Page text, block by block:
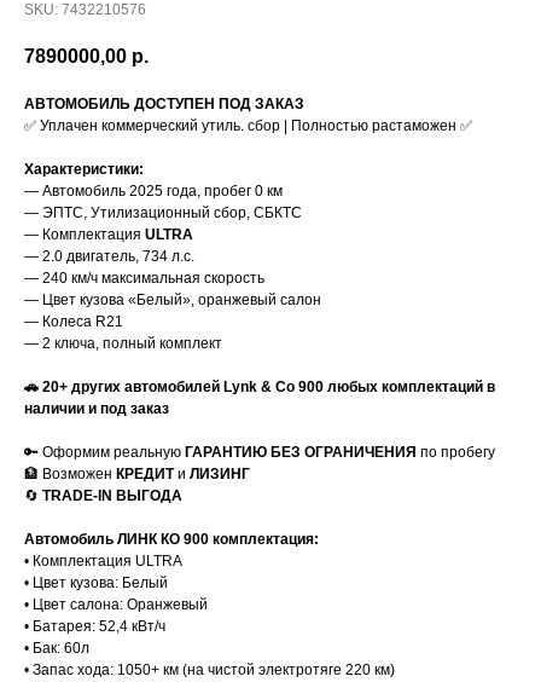
SKU: 7432210576
7890000,00 р.
АВТОМОБИЛЬ ДОСТУПЕН ПОД ЗАКАЗ
✅ Уплачен коммерческий утиль. сбор | Полностью растаможен ✅
Характеристики:
— Автомобиль 2025 года, пробег 0 км
— ЭПТС, Утилизационный сбор, СБКТС
— Комплектация ULTRA
— 2.0 двигатель, 734 л.с.
— 240 км/ч максимальная скорость
— Цвет кузова «Белый», оранжевый салон
— Колеса R21
— 2 ключа, полный комплект
🚗 20+ других автомобилей Lynk & Co 900 любых комплектаций в
наличии и под заказ
🔑 Оформим реальную ГАРАНТИЮ БЕЗ ОГРАНИЧЕНИЯ по пробегу
🏦 Возможен КРЕДИТи ЛИЗИНГ
🔄 TRADE-IN ВЫГОДА
Автомобиль ЛИНК КО 900 комплектация:
•⁠ ⁠Комплектация ULTRA
•⁠ ⁠Цвет кузова: Белый
•⁠ ⁠Цвет салона: Оранжевый
•⁠ ⁠Батарея: 52,4 кВт/ч
• Бак: 60л
•⁠ ⁠Запас хода: 1050+ км (на чистой электротяге 220 км)